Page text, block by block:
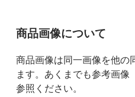
ご購入前の注意事
商品画像について
商品画像は同一画像を他の
ます。あくまでも参考画像
参照ください。